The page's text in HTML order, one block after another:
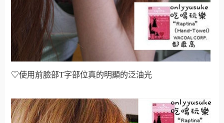
♡使用前臉部T字部位真的明顯的泛油光